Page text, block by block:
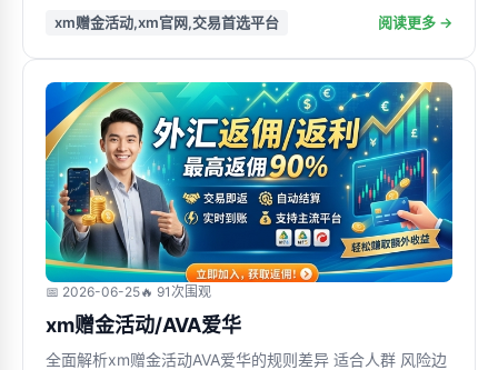
户筛选更透明 更稳定 更适合长期交易的平台
xm赠金活动,xm官网,交易首选平台 阅读更多 →
📅 2026-06-25🔥 91次围观
xm赠金活动/AVA爱华
全面解析xm赠金活动AVA爱华的规则差异 适合人群 风险边